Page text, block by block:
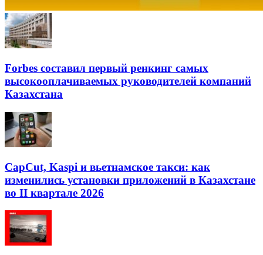
Forbes составил первый ренкинг самых
высокооплачиваемых руководителей компаний
Казахстана
CapCut, Kaspi и вьетнамское такси: как
изменились установки приложений в Казахстане
во II квартале 2026